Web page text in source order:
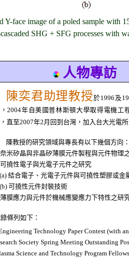
Y-face image of a poled sample with
SHG + SFG processes with
人物專訪
陳奕君助理教授於1996 及
2004年自美國普林斯頓大學取得電機工
直至2007年2月回到台灣，加入台大光電
陳教授的研究領域與專長有以下幾個方向
奈米矽晶與非晶矽薄膜元件製程與元件物理
可撓性電子與光電子元件之研究
(a) 結合電子、光電子元件與可撓性塑膠或金
(b) 可撓性元件封裝技術
薄膜應力與元件於機械應變應力下特性之研
條列如下：
Technology Paper Contest (with
Society Spring Meeting Outstanding
Science and Technology Program